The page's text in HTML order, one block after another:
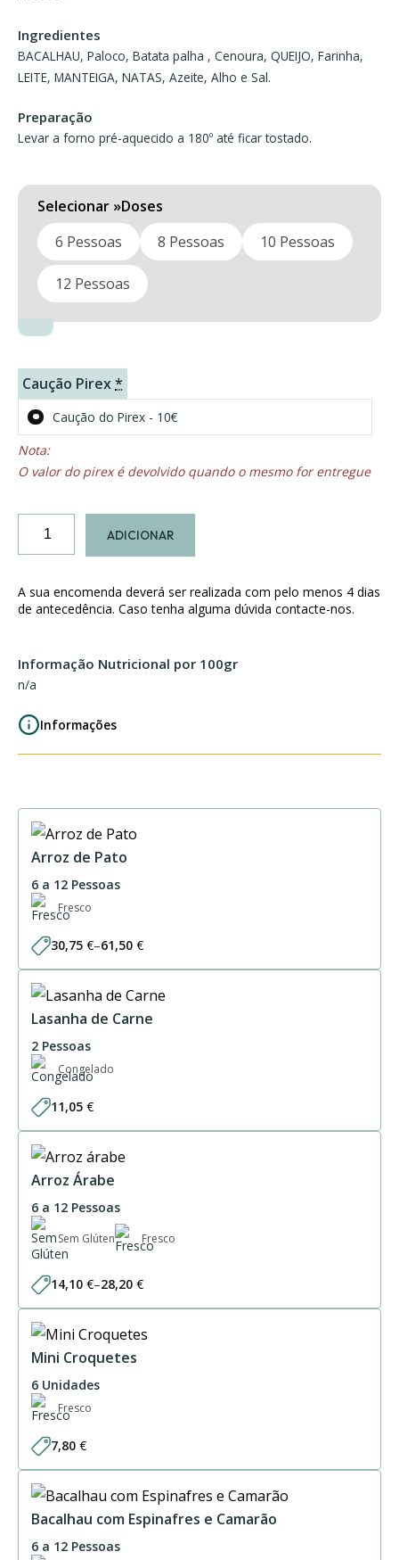
75,60 €
Ingredientes
BACALHAU, Paloco, Batata palha , Cenoura, QUEIJO, Farinha,
LEITE, MANTEIGA, NATAS, Azeite, Alho e Sal.
Preparação
Levar a forno pré-aquecido a 180º até ficar tostado.
Doses
6 Pessoas
8 Pessoas 10 Pessoas
12 Pessoas
Caução Pirex*
Caução do Pirex - 10€
O valor do pirex é devolvido quando o mesmo for entregue
Quantidade
Espiritual
ADICIONAR
A sua encomenda deverá ser realizada com pelo menos 4 dias
de antecedência. Caso tenha alguma dúvida contacte-nos.
Informação Nutricional por 100gr
n/a
Informações
Arroz de Pato
6 a 12 Pessoas
Fresco
30,75 €–61,50 €
Price
range:
through
61,50 €
Lasanha de Carne
2 Pessoas
Congelado
11,05 €
Arroz Árabe
6 a 12 Pessoas
Sem Glúten Fresco
14,10 €–28,20 €
Price
range:
through
28,20 €
Mini Croquetes
6 Unidades
Fresco
7,80 €
Bacalhau com Espinafres e Camarão
6 a 12 Pessoas